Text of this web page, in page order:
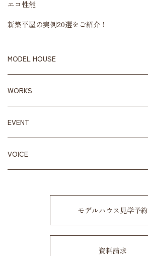
エコ性能
新築平屋の実例20選をご紹介！
MODEL HOUSE
WORKS
EVENT
VOICE
モデルハウス見学予約
資料請求